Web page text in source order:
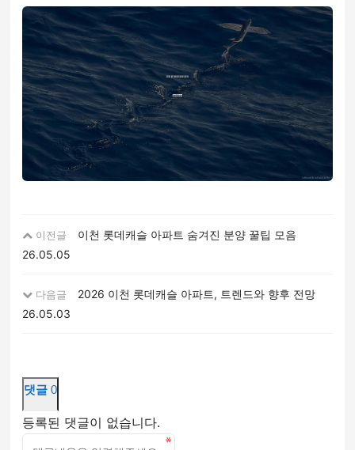
이전글
이천 롯데캐슬 아파트 숨겨진 분양 꿀팁 모음
26.05.05
다음글
2026 이천 롯데캐슬 아파트, 트렌드와 향후 전망
26.05.03
댓글 0
등록된 댓글이 없습니다.